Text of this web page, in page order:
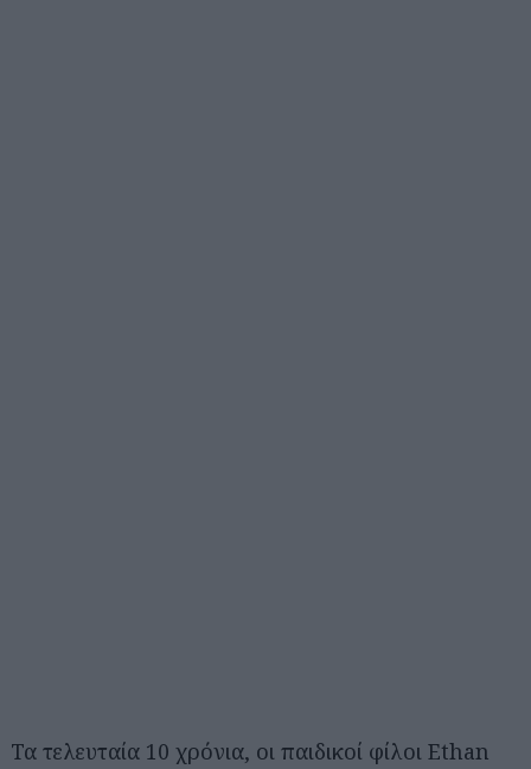
Τα τελευταία 10 χρόνια, οι παιδικοί φίλοι Ethan